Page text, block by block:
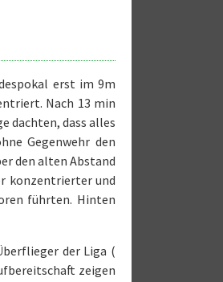
erst im 9m
Nach 13 min
dachten, dass alles
Gegenwehr den
den alten Abstand
konzentrierter und
führten. Hinten
der Liga (
zeigen